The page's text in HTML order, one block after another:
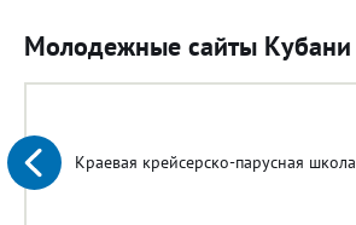
Молодежные сайты Кубани
Краевая крейсерско-парусная школа